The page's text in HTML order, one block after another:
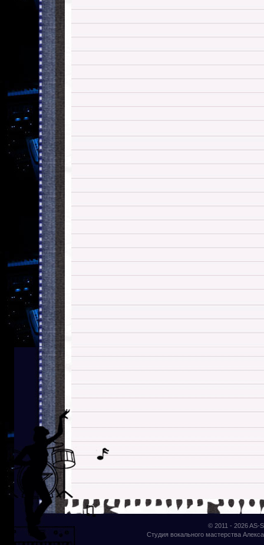
© 2011 - 2026AS-
Студия вокального мастерства